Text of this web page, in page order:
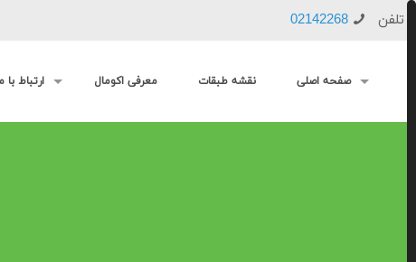
تلفن 02142268
صفحه اصلی نقشه طبقات معرفی اکومال ارتباط با